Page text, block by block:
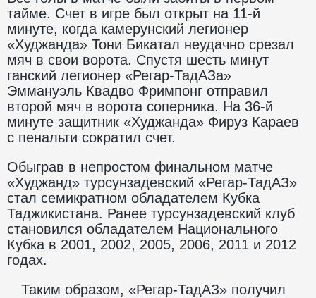
тайме. Счет в игре был открыт на 11-й
минуте, когда камерунский легионер
«Худжанда» Тони Бикатал неудачно срезал
мяч в свои ворота. Спустя шесть минут
ганский легионер «Регар-ТадАЗа»
Эммануэль Квадво Фримпонг отправил
второй мяч в ворота соперника. На 36-й
минуте защитник «Худжанда» Фируз Караев
с пенальти сократил счет.
Обыграв в непростом финальном матче
«Худжанд» турсунзадевский «Регар-ТадАЗ»
стал семикратном обладателем Кубка
Таджикистана. Ранее турсунзадевский клуб
становился обладателем Национального
Кубка в 2001, 2002, 2005, 2006, 2011 и 2012
годах.
Таким образом, «Регар-ТадАЗ» получил